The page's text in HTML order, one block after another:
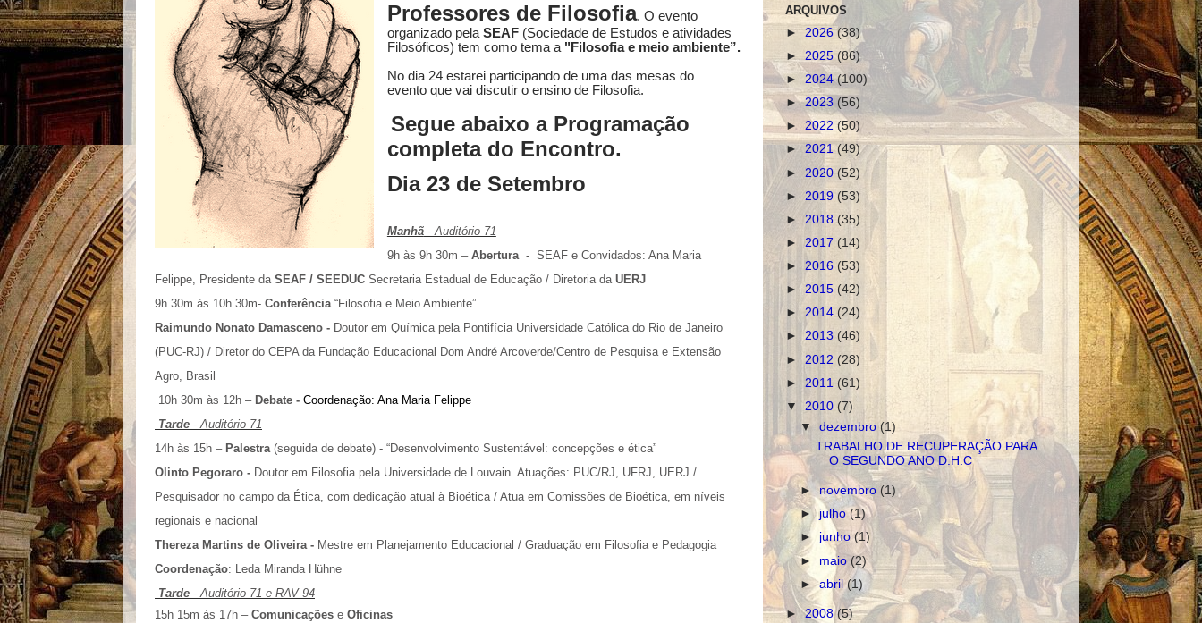
Professores de Filosofia. O evento
organizado pelaSEAF (Sociedade de Estudos e atividades
Filosóficos) tem como tema a "Filosofia e meio ambiente”.
No dia 24 estarei participando de uma das mesas do
evento que vai discutir o ensino de Filosofia.
Segue abaixo a Programação
completa do Encontro.
Dia 23 de Setembro
Manhã- Auditório 71
9h às 9h 30m – Abertura - SEAF e Convidados: Ana Maria
Felippe, Presidente da SEAF / SEEDUC Secretaria Estadual de Educação / Diretoria da UERJ
9h 30m às 10h 30m- Conferência“Filosofia e Meio Ambiente”
Raimundo Nonato Damasceno - Doutor em Química pela Pontifícia Universidade Católica do Rio de Janeiro
(PUC-RJ) / Diretor do CEPA da Fundação Educacional Dom André Arcoverde/Centro de Pesquisa e Extensão
Agro, Brasil
10h 30m às 12h – Debate - Coordenação: Ana Maria Felippe
Tarde - Auditório 71
14h às 15h – Palestra(seguida de debate) - “Desenvolvimento Sustentável: concepções e ética”
Olinto Pegoraro - Doutor em Filosofia pela Universidade de Louvain. Atuações: PUC/RJ, UFRJ, UERJ /
Pesquisador no campo da Ética, com dedicação atual à Bioética / Atua em Comissões de Bioética, em níveis
regionais e nacional
Thereza Martins de Oliveira - Mestre em Planejamento Educacional / Graduação em Filosofia e Pedagogia
Coordenação: Leda Miranda Hühne
Tarde - Auditório 71 e RAV 94
15h 15m às 17h – Comunicações e Oficinas
ARQUIVOS
► 2026(38)
► 2025 (86)
► 2024(100)
►2023 (56)
► 2022 (50)
► 2021(49)
► 2020 (52)
► 2019 (53)
► 2018 (35)
► 2017 (14)
► 2016 (53)
► 2015 (42)
► 2014 (24)
► 2013 (46)
► 2012 (28)
► 2011 (61)
▼ 2010 (7)
▼dezembro (1)
TRABALHO DE RECUPERAÇÃO PARA
O SEGUNDO ANO D.H.C
► novembro (1)
►julho(1)
► junho(1)
► maio(2)
►abril(1)
►2008(5)